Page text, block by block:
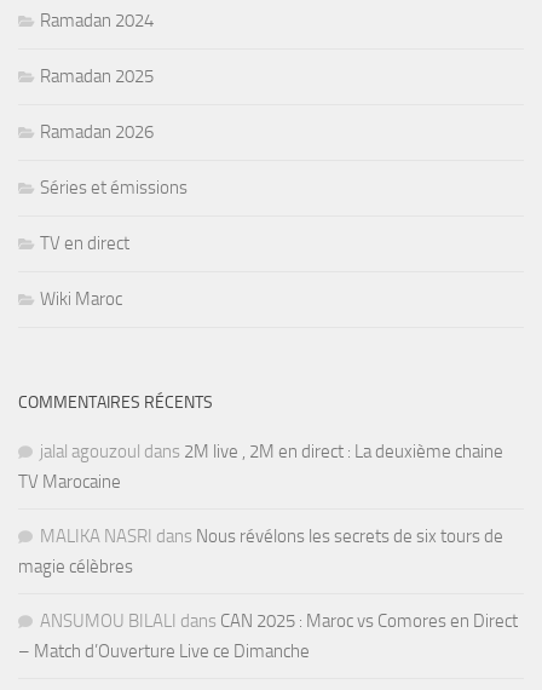
Ramadan 2024
Ramadan 2025
Ramadan 2026
Séries et émissions
TV en direct
Wiki Maroc
COMMENTAIRES RÉCENTS
jalal agouzoul dans 2M live , 2M en direct : La deuxième chaine
TV Marocaine
MALIKA NASRI dans Nous révélons les secrets de six tours de
magie célèbres
ANSUMOU BILALI dans CAN 2025 : Maroc vs Comores en Direct
– Match d’Ouverture Live ce Dimanche